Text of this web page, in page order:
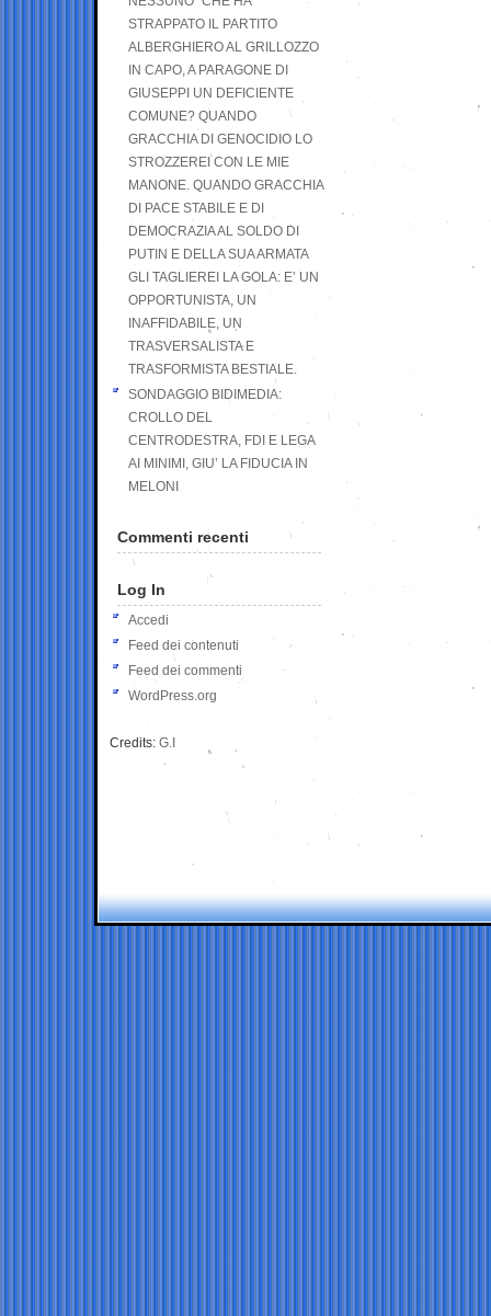
STRAPPATO IL PARTITO
ALBERGHIERO AL GRILLOZZO
IN CAPO, A PARAGONE DI
GIUSEPPI UN DEFICIENTE
COMUNE? QUANDO
GRACCHIA DI GENOCIDIO LO
STROZZEREI CON LE MIE
MANONE. QUANDO GRACCHIA
DI PACE STABILE E DI
DEMOCRAZIA AL SOLDO DI
PUTIN E DELLA SUA ARMATA
GLI TAGLIEREI LA GOLA: E’ UN
OPPORTUNISTA, UN
INAFFIDABILE, UN
TRASVERSALISTA E
TRASFORMISTA BESTIALE.
SONDAGGIO BIDIMEDIA:
CROLLO DEL
CENTRODESTRA, FDI E LEGA
AI MINIMI, GIU’ LA FIDUCIA IN
MELONI
Commenti recenti
Log In
Accedi
Feed dei contenuti
Feed dei commenti
WordPress.org
Credits: G.I